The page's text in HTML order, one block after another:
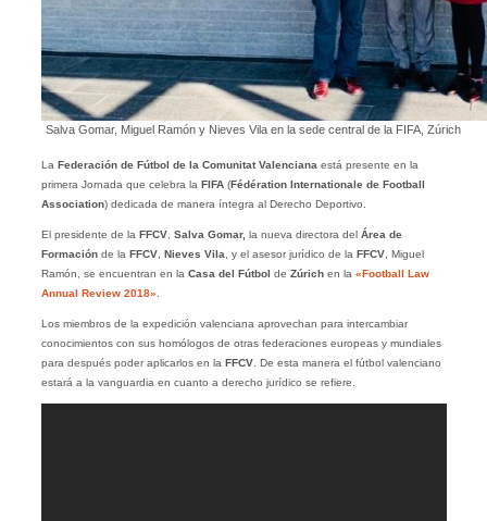
Salva Gomar, Miguel Ramón y Nieves Vila en la sede central de la FIFA, Zúrich
La Federación de Fútbol de la Comunitat Valenciana está presente en la
primera Jornada que celebra la FIFA(Fédération Internationale de Football
Association) dedicada de manera íntegra al Derecho Deportivo.
El presidente de la FFCV, Salva Gomar, la nueva directora del Área de
Formaciónde la FFCV, Nieves Vila , y el asesor jurídico de la FFCV, Miguel
Ramón, se encuentran en la Casa del Fútbol de Zúrichen la «Football Law
Annual Review 2018»
Los miembros de la expedición valenciana aprovechan para intercambiar
conocimientos con sus homólogos de otras federaciones europeas y mundiales
para después poder aplicarlos en la FFCV. De esta manera el fútbol valenciano
estará a la vanguardia en cuanto a derecho jurídico se refiere.